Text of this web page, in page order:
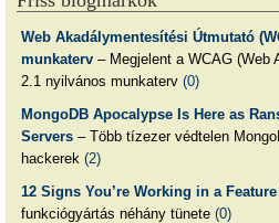
Web Akadálymentesítési Útmutató
munkaterv– Megjelent a WCAG (Web
2.1 nyilvános munkaterv (0)
MongoDB Apocalypse Is Here as
Servers– Több tízezer védtelen
hackerek (2)
12 Signs You’re Working in a
funkciógyártás néhány tünete (0)